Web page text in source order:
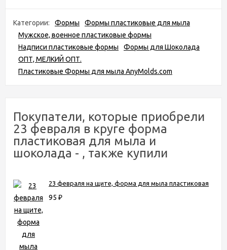
Категории: Формы
Формы пластиковые для мыла
Мужское, военное пластиковые формы
Надписи пластиковые формы
Формы для Шоколада
ОПТ, МЕЛКИЙ ОПТ.
Пластиковые Формы для мыла AnyMolds.com
Покупатели, которые приобрели
23 февраля в круге форма
пластиковая для мыла и
шоколада - , также купили
23 февраля на щите, форма для мыла пластиковая
95 ₽